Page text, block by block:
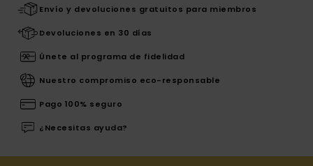
Envío y devoluciones gratuitos para miembros
Devoluciones en 30 días
Únete al programa de fidelidad
Nuestro compromiso eco-responsable
Pago 100% seguro
¿Necesitas ayuda?